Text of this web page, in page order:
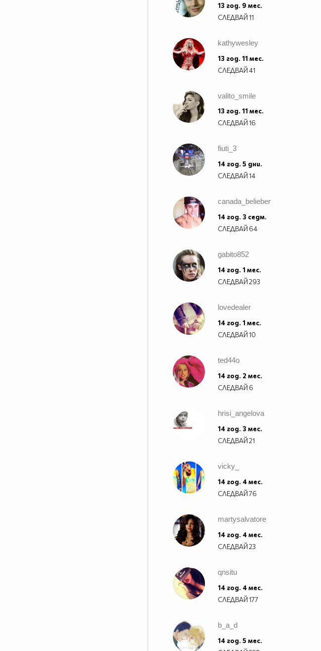
13 год. 9 мес.
СЛЕДВАЙ11
kathywesley
13 год. 11 мес.
СЛЕДВАЙ41
valito_smile
13 год. 11 мес.
СЛЕДВАЙ16
fiuti_3
14 год. 5 дни.
СЛЕДВАЙ14
canada_belieber
14 год. 3 седм.
СЛЕДВАЙ 64
gabito852
14 год. 1 мес.
СЛЕДВАЙ293
lovedealer
14 год. 1 мес.
СЛЕДВАЙ10
ted44o
14 год. 2 мес.
СЛЕДВАЙ 6
hrisi_angelova
14 год. 3 мес.
СЛЕДВАЙ21
vicky_
14 год. 4 мес.
СЛЕДВАЙ76
martysalvatore
14 год. 4 мес.
СЛЕДВАЙ23
qnsitu
14 год. 4 мес.
СЛЕДВАЙ177
b_a_d
14 год. 5 мес.